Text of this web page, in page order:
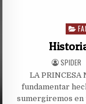
AUTHOR:
SPIDER
LA PRINCESA
fundamentar
sumergiremos en